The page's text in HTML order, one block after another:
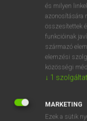
⚲ after-effect
DÍJMENTES ANGOL
afterburner
és milyen
azonosítására
összesítettek
funkcióinak
származó
elemzési
közösségi
↓ 1
MARKETING
Ezek a sütik